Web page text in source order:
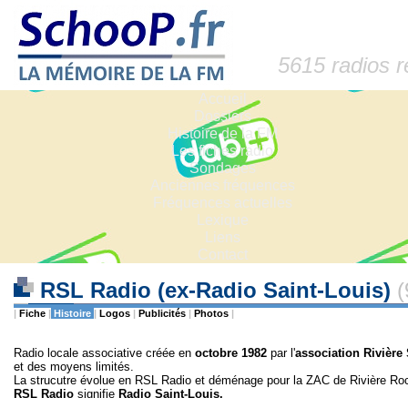
5615 radios
Accueil
Dossiers
Histoire de la FM
Les fiches radio
Sondages
Anciennes fréquences
Fréquences actuelles
Lexique
Liens
Contact
RSL Radio (ex-Radio Saint-Louis)
| Fiche | Histoire | Logos | Publicités | Photos |
Radio locale associative créée en octobre 1982 par l'association Rivière
et des moyens limités.
La strucutre évolue en RSL Radio et déménage pour la ZAC de Rivière
RSL Radio signifie Radio Saint-Louis.